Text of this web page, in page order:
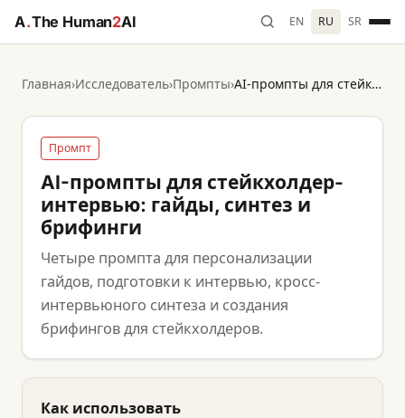
A.The Human2AI EN RU SR
Главная›Исследователь›Промпты› AI-промпты для стейкхолдер-интервью: гайды, синтез и брифинги
Промпт
AI-промпты для стейкхолдер-
интервью: гайды, синтез и
брифинги
Четыре промпта для персонализации
гайдов, подготовки к интервью, кросс-
интервьюного синтеза и создания
брифингов для стейкхолдеров.
Как использовать